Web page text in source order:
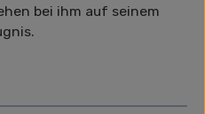
bei ihm auf seinem